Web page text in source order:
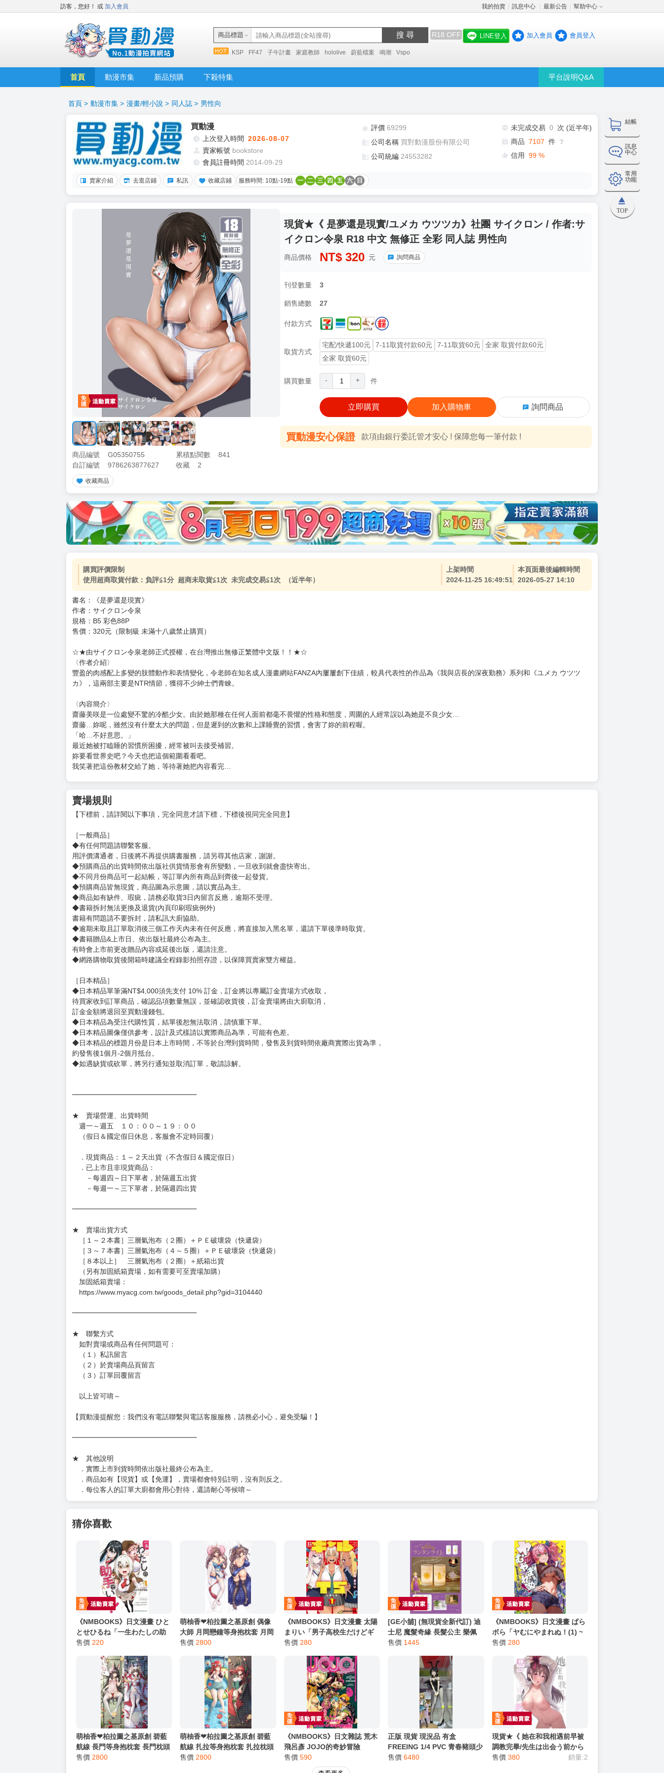
訪客，您好！ 或 加入會員 我的拍賣 訊息中心 最新公告 幫助中心
商品標題 搜 尋 R18 OFF
KSP FF47 子午計畫 家庭教師 hololive 蔚藍檔案 鳴潮 Vspo
LINE登入 加入會員 會員登入
首頁 動漫市集 新品預購 下殺特集 平台說明Q&A
結帳
訊息
中心
常用
功能
TOP
首頁 > 動漫市集 > 漫畫/輕小說 > 同人誌 > 男性向
買動漫
上次登入時間 2026-08-07
賣家帳號 bookstore
會員註冊時間 2014-09-29
評價 69299
公司名稱 買對動漫股份有限公司
公司統編 24553282
未完成交易 0
次 (近半年)
商品 7107 件 ❔
信用 99 %
賣家介紹 去逛店鋪 私訊 收藏店鋪 服務時間: 10點-19點 一 二 三 四 五 六 日
商品編號 G05350755 累積點閱數
841
自訂編號
9786263877627 收藏 2
收藏商品
現貨★《 是夢還是現實/ユメカ ウツツカ》社團 サイクロン / 作者:サ
イクロン令泉 R18 中文 無修正 全彩 同人誌 男性向
商品價格 NT$ 320 元 詢問商品
刊登數量 3
銷售總數 27
付款方式
取貨方式
宅配/快遞100元 7-11取貨付款60元 7-11取貨60元
全家 取貨付款60元
全家 取貨60元
購買數量 - + 件
立即購買 加入購物車 詢問商品
買動漫安心保證 款項由銀行委託管才安心 ! 保障您每一筆付款 !
加價購 ( 共
(加購品) 買動漫★《$15元-加固紙箱包裝》
購買評價限制
使用超商取貨付款：負評≦1分 超商未取貨≦1次 未完成交易≦1次 （近半年）
上架時間
本頁面最後編輯時間
書名：《是夢還是現實》
作者：サイクロン令泉
規格：B5 彩色88P
售價：320元（限制級 未滿十八歲禁止購買）
☆★由サイクロン令泉老師正式授權，在台灣推出無修正繁體中文版！！★☆
〈作者介紹〉
カ》，這兩部主要是NTR情節，獲得不少紳士們青睞。
〈內容簡介〉
齋藤美咲是一位處變不驚的冷酷少女。由於她那種在任何人面前都毫不畏懼的性格和態度，周圍的人經常誤以為她是不良少女…
「哈…不好意思。」
最近她被打瞌睡的習慣所困擾，經常被叫去接受補習。
妳要看世界史吧？今天也把這個範圍看看吧。
我笑著把這份教材交給了她，等待著她把內容看完…
賣場規則
【下標前，請詳閱以下事項，完全同意才請下標，下標後視同完全同意】
［一般商品］
◆有任何問題請聯繫客服。
用評價溝通者，日後將不再提供購書服務，請另尋其他店家，謝謝。
◆不同月份商品可一起結帳，等訂單內所有商品到齊後一起發貨。
◆預購商品皆無現貨，商品圖為示意圖，請以實品為主。
◆商品如有缺件、瑕疵，請務必取貨3日內留言反應，逾期不受理。
◆書籍拆封無法更換及退貨(內頁印刷瑕疵例外)
書籍有問題請不要拆封，請私訊大廚協助。
◆逾期未取且訂單取消後三個工作天內未有任何反應，將直接加入黑名單，還請下單後準時取貨。
◆書籍贈品&上市日、依出版社最終公布為主。
有時會上市前更改贈品內容或延後出版，還請注意。
◆網路購物取貨後開箱時建議全程錄影拍照存證，以保障買賣家雙方權益。
訂金金額將退回至買動漫錢包。
◆日本精品為受注代購性質，結單後恕無法取消，請慎重下單。
◆日本精品圖像僅供參考，設計及式樣請以實際商品為準，可能有色差。
約發售後1個月-2個月抵台。
◆如遇缺貨或砍單，將另行通知並取消訂單，敬請諒解。
週一～週五 １０：００～１９：００
（假日＆國定假日休息，客服會不定時回覆）
．現貨商品：１～２天出貨（不含假日＆國定假日）
．已上市且非現貨商品：
－每週四～日下單者，於隔週五出貨
－每週一～三下單者，於隔週四出貨
★ 賣場出貨方式
［１～２本書］三層氣泡布（２圈）＋ＰＥ破壞袋（快遞袋）
［３～７本書］三層氣泡布（４～５圈）＋ＰＥ破壞袋（快遞袋）
［８本以上］ 三層氣泡布（２圈）＋紙箱出貨
（另有加固紙箱賣場，如有需要可至賣場加購）
https://www.myacg.com.tw/goods_detail.php?gid=3104440
━━━━━━━━━━━━━━━━━━
（１）私訊留言
（２）於賣場商品頁留言
（３）訂單回覆留言
【買動漫提醒您：我們沒有電話聯繫與電話客服服務，請務必小心，避免受騙！】
★ 其他說明
．實際上市到貨時間依出版社最終公布為主。
．商品如有【現貨】或【免運】，賣場都會特別註明，沒有則反之。
．每位客人的訂單大廚都會用心對待，還請耐心等候唷～
猜你喜歡
《NMBOOKS》日文漫畫 ひと
とせひるね「一生わたしの助
手でいて! (1)」
售價 220
萌柚香❤柏拉圖之基原創 偶像
大師 月岡戀鐘等身抱枕套 月岡
戀鐘枕頭套 月岡戀鐘抱枕套 動
漫等身抱枕套
售價 2800
《NMBOOKS》日文漫畫 太陽
まりい「男子高校生だけどギ
ャルにTSしました (1)」
售價 280
[GE小舖] (無現貨全新代訂) 迪
士尼 魔髮奇緣 長髮公主 樂佩
お部屋ライトBOOK 造型夜燈
Disney 日文書
售價 1445
《NMBOOKS》日文漫畫 ぱら
ボら「ヤむにやまれぬ！(1) ~
転生賢者の平穏(？)な日常~」
售價 280